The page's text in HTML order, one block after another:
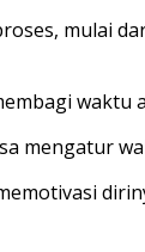
mulai
waktu
mengatur